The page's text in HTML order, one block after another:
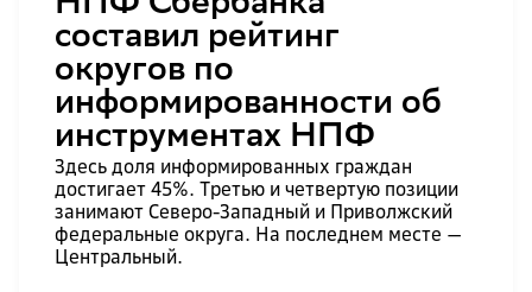
составил рейтинг
округов по
информированности об
инструментах НПФ
Здесь доля информированных граждан
достигает 45%. Третью и четвертую позиции
занимают Северо-Западный и Приволжский
федеральные округа. На последнем месте —
Центральный.